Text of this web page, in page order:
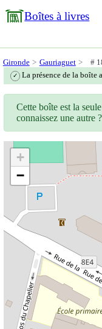
Boîtes à livres
Gironde Gauriaguet #
✓ La présence de la boîte
Cette boîte est la
connaissez une autre
+
−